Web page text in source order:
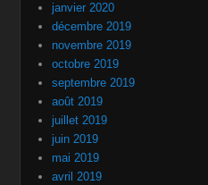
janvier 2020
décembre 2019
novembre 2019
octobre 2019
septembre 2019
août 2019
juillet 2019
juin 2019
mai 2019
avril 2019